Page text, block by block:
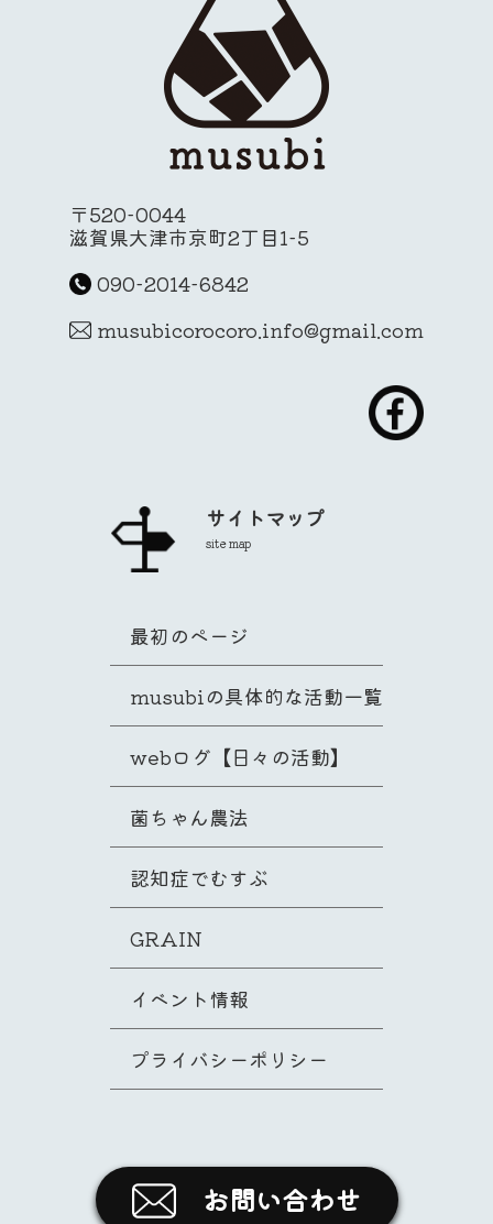
〒520-0044
滋賀県大津市京町2丁目1-5
090-2014-6842
musubicorocoro.info@gmail.com
サイトマップ
site map
最初のページ
musubiの具体的な活動一覧
webログ【日々の活動】
菌ちゃん農法
認知症でむすぶ
GRAIN
イベント情報
プライバシーポリシー
お問い合わせ